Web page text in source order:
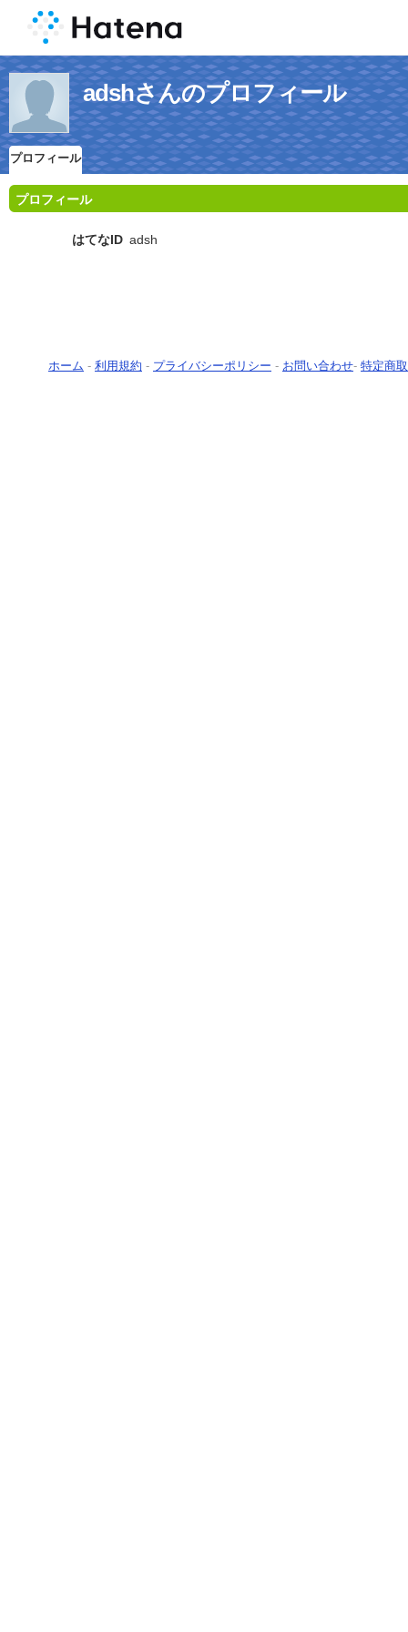
adshさんのプロフィール
プロフィール
プロフィール
はてなID adsh
ホーム - 利用規約 - プライバシーポリシー - お問い合わせ- 特定商